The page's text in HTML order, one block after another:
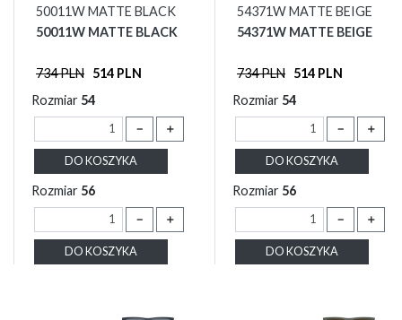
50011W MATTE BLACK
50011W MATTE BLACK
734 PLN 514 PLN
Rozmiar 54
－ ＋
DO KOSZYKA
Rozmiar 56
－ ＋
DO KOSZYKA
54371W MATTE BEIGE
54371W MATTE BEIGE
734 PLN 514 PLN
Rozmiar 54
－ ＋
DO KOSZYKA
Rozmiar 56
－ ＋
DO KOSZYKA